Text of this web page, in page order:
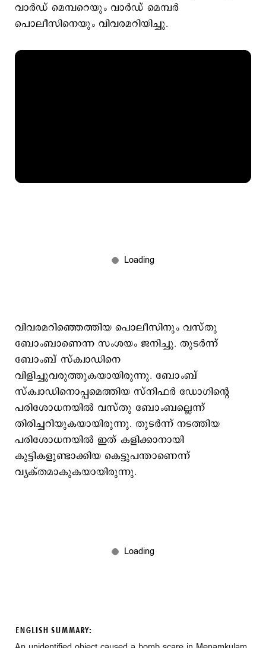
വാര്‍ഡ് മെമ്പറെയും വാര്‍ഡ് മെമ്പര്‍
പൊലീസിനെയും വിവരമറിയിച്ചു.
വിവരമറിഞ്ഞെത്തിയ പൊലീസിനും വസ്തു
ബോംബാണെന്ന സംശയം ജനിച്ചു. തുടര്‍ന്ന്
ബോംബ് സ്ക്വാഡിനെ
വിളിച്ചുവരുത്തുകയായിരുന്നു. ബോംബ്
സ്ക്വാഡിനൊപ്പമെത്തിയ സ്നിഫര്‍ ഡോഗിന്‍റെ
പരിശോധനയില്‍ വസ്തു ബോംബല്ലെന്ന്
തിരിച്ചറിയുകയായിരുന്നു. തുടര്‍ന്ന് നടത്തിയ
പരിശോധനയില്‍ ഇത് കളിക്കാനായി
കുട്ടികളുണ്ടാക്കിയ കെട്ടുപന്താണെന്ന്
വ്യക്തമാകുകയായിരുന്നു.
ENGLISH SUMMARY: